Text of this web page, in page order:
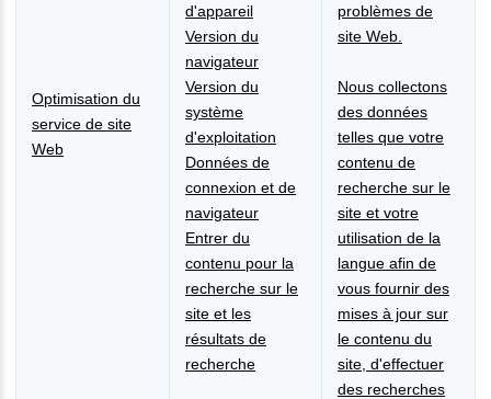
Optimisation du
service de site
Web
d'appareil
Version du
navigateur
Version du
système
d'exploitation
Données de
connexion et de
navigateur
Entrer du
contenu pour la
recherche sur le
site et les
résultats de
recherche
problèmes de
site Web.
Nous collectons
des données
telles que votre
contenu de
recherche sur le
site et votre
utilisation de la
langue afin de
vous fournir des
mises à jour sur
le contenu du
site, d'effectuer
des recherches